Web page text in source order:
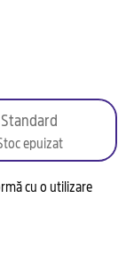
Standard
epuizat
cu o utilizare